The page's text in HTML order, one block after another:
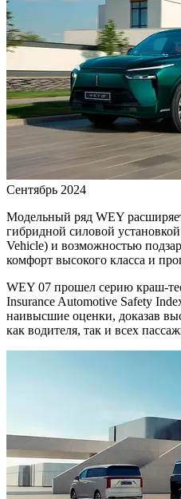
Сентябрь 2024
Модельный ряд WEY
гибридной силовой
Vehicle) и возможностью
комфорт высокого класса и
WEY 07 прошел серию краш-
Insurance Automotive Safety
наивысшие оценки, доказав
как водителя, так и всех